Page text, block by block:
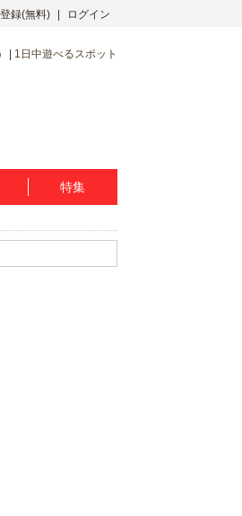
録(無料) ログイン
1日中遊べるスポット
特集